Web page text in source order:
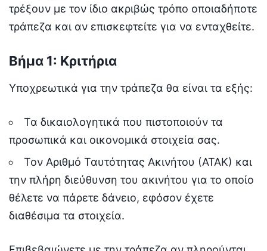
τρέξουν με τον ίδιο ακριβώς τρόπο οποιαδήποτε
τράπεζα και αν επισκεφτείτε για να ενταχθείτε.
Βήμα 1: Κριτήρια
Υποχρεωτικά για την τράπεζα θα είναι τα εξής:
Τα δικαιολογητικά που πιστοποιούν τα
προσωπικά και οικονομικά στοιχεία σας.
Τον Αριθμό Ταυτότητας Ακινήτου (ΑΤΑΚ) και
την πλήρη διεύθυνση του ακινήτου για το οποίο
θέλετε να πάρετε δάνειο, εφόσον έχετε
διαθέσιμα τα στοιχεία.